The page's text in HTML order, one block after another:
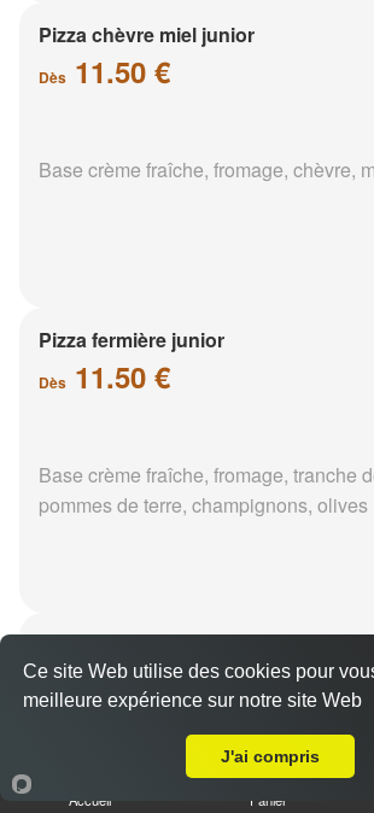
Pizza chèvre miel junior
Dès 11.50 €
Base crème fraîche, fromage, chèvre,
Pizza fermière junior
Dès 11.50 €
Base crème fraîche, fromage, tranche
pommes de terre, champignons, olives
Dès 11.50 €
Base crème fraîche, saumon, épinards,
Accueil Panier
Ce site Web utilise des cookies pour
meilleure expérience sur notre site Web
J'ai compris